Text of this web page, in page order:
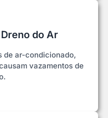
do Ar
de ar-condicionado,
vazamentos de